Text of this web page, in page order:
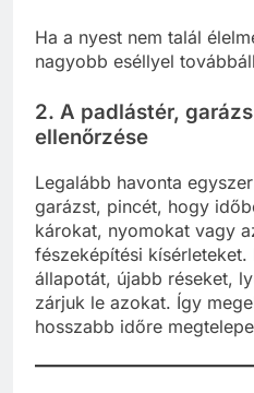
Ha a nyest nem talál
nagyobb eséllyel
2. A padlástér,
ellenőrzése
Legalább havonta
garázst, pincét, hogy
károkat, nyomokat vagy
fészeképítési
állapotát, újabb réseket,
zárjuk le azokat. Így
hosszabb időre